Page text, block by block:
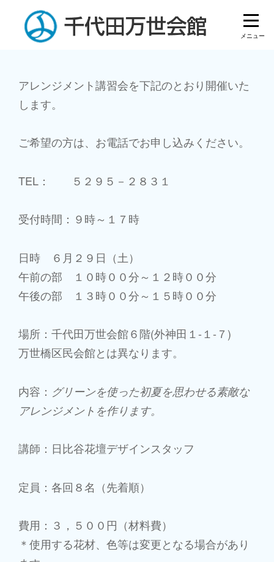
content
アレンジメント講習会を下記のとおり開催いた
します。
ご希望の方は、お電話でお申し込みください。
TEL： ５２９５－２８３１
受付時間：９時～１７時
日時 ６月２９日（土）
午前の部 １０時００分～１２時００分
午後の部 １３時００分～１５時００分
場所：千代田万世会館６階(外神田１-１-７)
万世橋区民会館とは異なります。
内容： グリーンを使った初夏を思わせる素敵な
アレンジメントを作ります。
講師：日比谷花壇デザインスタッフ
定員：各回８名（先着順）
費用：３，５００円（材料費）
＊使用する花材、色等は変更となる場合があり
投
稿
ナ
ゲ
シ
ョ
ン